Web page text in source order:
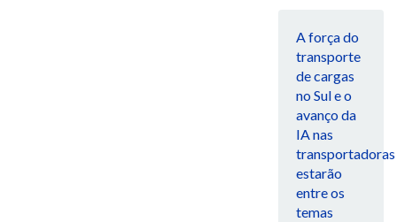
A força do
transporte
de cargas
no Sul e o
avanço da
IA nas
transportadoras
estarão
entre os
temas